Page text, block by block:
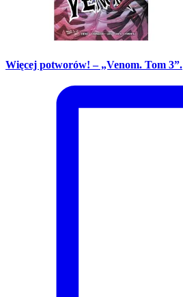
Więcej potworów! – „Venom. Tom 3”.